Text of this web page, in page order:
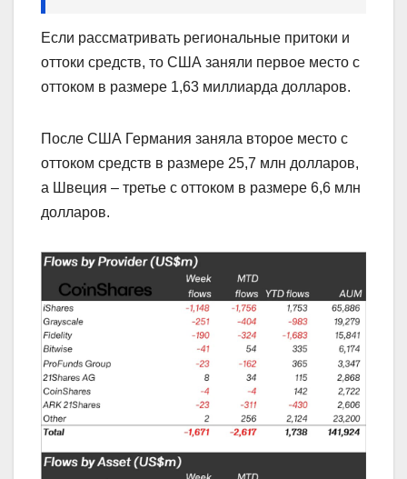
Если рассматривать региональные притоки и
оттоки средств, то США заняли первое место с
оттоком в размере 1,63 миллиарда долларов.
После США Германия заняла второе место с
оттоком средств в размере 25,7 млн долларов,
а Швеция – третье с оттоком в размере 6,6 млн
долларов.